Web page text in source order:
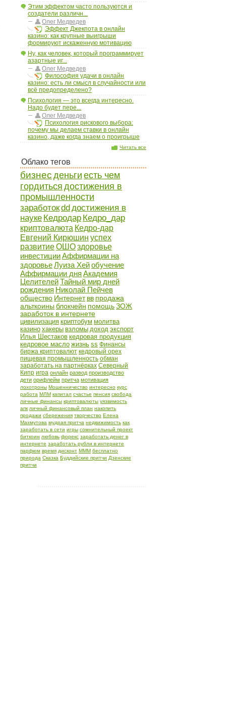
Этим эффектом часто пользуются и
создатели различн...
Олег Медведев
Эффект Джекпота в онлайн
казино: как крупные выигрыши
формируют искаженную мотивацию
Ну, как человек, который программирует
азартные иг...
Олег Медведев
Философия удачи в онлайн
казино: есть ли смысл в случайности или
всё предопределено?
Психология — это всегда интересно.
Надо будет пере...
Олег Медведев
Психология рискового выбора:
почему мы делаем ставки в онлайн
казино, даже когда знаем о проигрыше
Читать все
Облако тегов
бизнесденьгиесть чем
гордиться достижения в
промышленности
заработокdd достижения в
науке Кедродар Кедро_дар
криптовалюта Кедро-дар
Евгений Кирюшин успех
развитиеОШОздоровье
инвестицииАффирмации на
здоровьеЛуиза Хейобучение
Аффирмации дня Академия
ЦелителейТайный мир дней
рождения Николай Пейчев
общество Интернет вв продажа
альткоины блокчейн помощь ЗОЖ
заработок в интернете
цивилизация криптобум молитва
казино хакеры взломы доход экспорт
Илья Шестаков кедровая продукция
кедровое масло жизнь ss Финансы
биржа криптовалют кедровый орех
пищевая промышленность обман
заработать на партнёрках Северный
Кипр игра онлайн развод производство
дети орифлейм притча мотивация
лохотроны Мошенничество интересно курс
работа МЛМ капитал счастье пенсия свобода
личные финансы криптовалюты уязвимость
апк личный финансовый план накопить
продажи сбережения творчество Елена
Махмутова мудрая притча недвижимость как
заработать в сети игры сомнительный проект
биткоин любовь форекс заработать денег в
интернете заработать рубли в интернете
парфюм время дисконт МММ бесплатно
природа Сказка Буддийские притчи Дзенские
притчи